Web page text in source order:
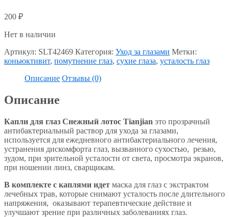
200 ₽
Нет в наличии
Артикул: SLT42469 Категория: Уход за глазами Метки:
коньюктивит, помутнение глаз, сухие глаза, усталость глаз
Описание Отзывы (0)
Описание
Капли для глаз Снежный лотос Tianjian это прозрачный
антибактериальный раствор для ухода за глазами,
используется для ежедневного антибактериального лечения,
устранения дискомфорта глаз, вызванного сухостью, резью,
зудом, при зрительной усталости от света, просмотра экранов,
при ношении линз, сварщикам.
В комплекте с каплями идет маска для глаз с экстрактом
лечебных трав, которые снимают усталость после длительного
напряжения, оказывают терапевтические действие и
улучшают зрение при различных заболеваниях глаз.